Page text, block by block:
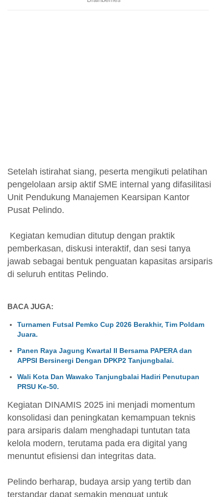
Setelah istirahat siang, peserta mengikuti pelatihan
pengelolaan arsip aktif SME internal yang difasilitasi
Unit Pendukung Manajemen Kearsipan Kantor
Pusat Pelindo.
Kegiatan kemudian ditutup dengan praktik
pemberkasan, diskusi interaktif, dan sesi tanya
jawab sebagai bentuk penguatan kapasitas arsiparis
di seluruh entitas Pelindo.
BACA JUGA:
Turnamen Futsal Pemko Cup 2026 Berakhir, Tim Poldam
Juara.
Panen Raya Jagung Kwartal II Bersama PAPERA dan
APPSI Bersinergi Dengan DPKP2 Tanjungbalai.
Wali Kota Dan Wawako Tanjungbalai Hadiri Penutupan
PRSU Ke-50.
Kegiatan DINAMIS 2025 ini menjadi momentum
konsolidasi dan peningkatan kemampuan teknis
para arsiparis dalam menghadapi tuntutan tata
kelola modern, terutama pada era digital yang
menuntut efisiensi dan integritas data.
Pelindo berharap, budaya arsip yang tertib dan
terstandar dapat semakin menguat untuk